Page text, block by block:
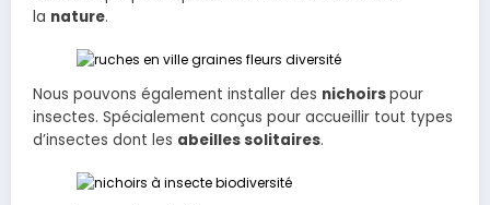
la nature.
Nous pouvons également installer des nichoirspour
insectes. Spécialement conçus pour accueillir tout types
d’insectes dont les abeilles solitaires.